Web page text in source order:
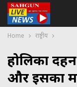
Home राष्ट्रीय
होलिका
और इसका